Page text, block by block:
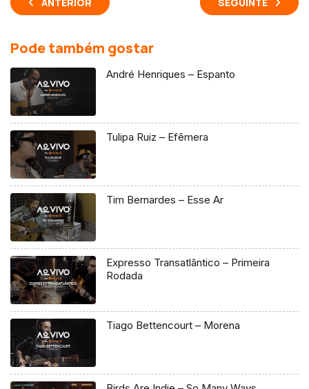
Pode também gostar
André Henriques – Espanto
Tulipa Ruiz – Efêmera
Tim Bernardes – Esse Ar
Expresso Transatlântico – Primeira
Rodada
Tiago Bettencourt – Morena